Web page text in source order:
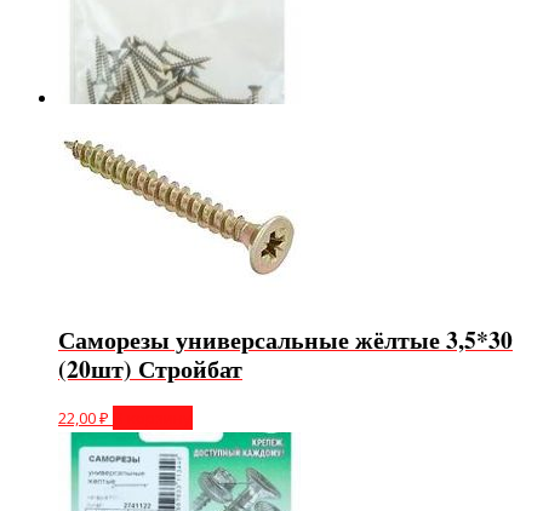
Саморезы универсальные жёлтые 3,5*30
(20шт) Стройбат
22,00₽